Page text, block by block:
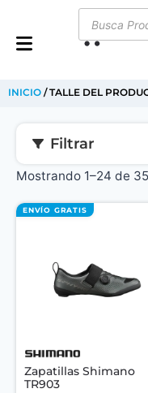
INICIO / TALLE DEL
Filtrar
Mostrando 1–24 de
ENVÍO GRATIS
Zapatillas Shimano
TR903